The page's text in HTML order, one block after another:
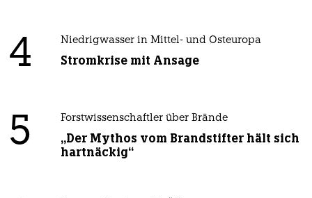
4 Niedrigwasser in Mittel- und Osteuropa
Stromkrise mit Ansage
5 Forstwissenschaftler über Brände
„Der Mythos vom Brandstifter hält sich
hartnäckig“